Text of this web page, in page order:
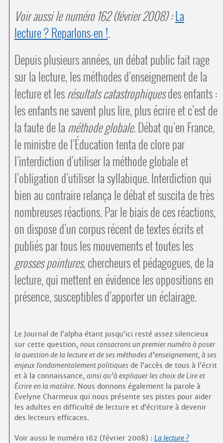
Voir aussi le numéro 162 (février 2008) :La
lecture ? Reparlons-en !.
Depuis plusieurs années, un débat public fait rage
sur la lecture, les méthodes d’enseignement de la
lecture et lesrésultats catastrophiquesdes enfants :
les enfants ne savent plus lire, plus écrire et c’est de
la faute de la méthode globale. Débat qu’en France,
le ministre de l’Éducation tenta de clore par
l’interdiction d’utiliser la méthode globale et
l’obligation d’utiliser la syllabique. Interdiction qui
bien au contraire relança le débat et suscita de très
nombreuses réactions. Par le biais de ces réactions,
on dispose d’un corpus récent de textes écrits et
publiés par tous les mouvements et toutes les
grosses pointures, chercheurs et pédagogues, de la
lecture, qui mettent en évidence les oppositions en
présence, susceptibles d’apporter un éclairage.
Le Journal de l’alpha étant jusqu’ici resté assez silencieux
sur cette question, nous consacrons un premier numéro à poser
la question de la lecture et de ses méthodes d’enseignement, à ses
enjeux fondamentalement politiquesde l’accès de tous à l’écrit
et à la connaissance, ainsi qu’à expliquer les choix de Lire et
Écrire en la matière. Nous donnons également la parole à
Évelyne Charmeux qui nous présente ses pistes pour aider
les adultes en difficulté de lecture et d’écriture à devenir
des lecteurs efficaces.
Voir aussi le numéro 162 (février 2008) : La lecture ?